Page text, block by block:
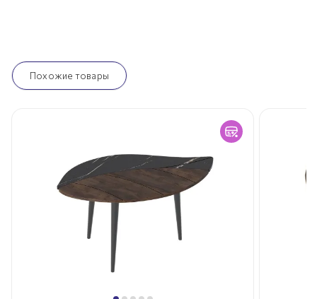
Похожие товары